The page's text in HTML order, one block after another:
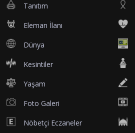
Tanıtım
Eleman İlanı
Dünya
Kesintiler
Yaşam
Foto Galeri
Nöbetçi Eczaneler